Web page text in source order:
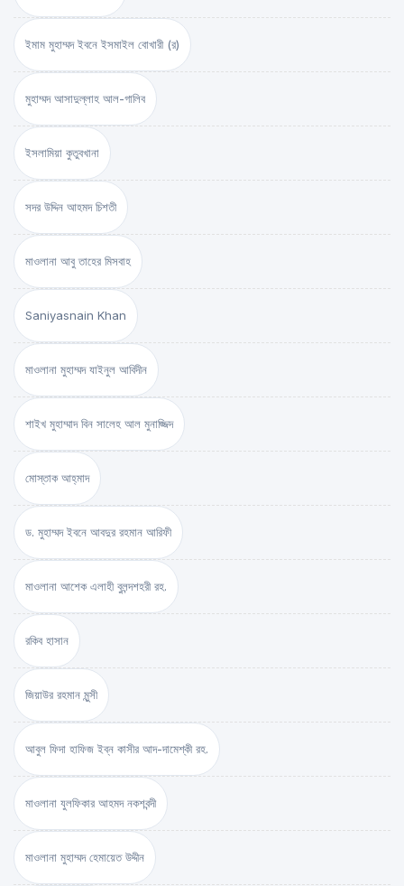
ইমাম মুহাম্মদ ইবনে ইসমাইল বোখারী (র)
মুহাম্মদ আসাদুল্লাহ আল-গালিব
ইসলামিয়া কুতুবখানা
সদর উদ্দিন আহমদ চিশতী
মাওলানা আবু তাহের মিসবাহ
Saniyasnain Khan
মাওলানা মুহাম্মদ যাইনুল আবিদীন
শাইখ মুহাম্মাদ বিন সালেহ আল মুনাজ্জিদ
মোস্তাক আহ্‌মাদ
ড. মুহাম্মদ ইবনে আবদুর রহমান আরিফী
মাওলানা আশেক এলাহী বুলন্দশহরী রহ.
রকিব হাসান
জিয়াউর রহমান মুন্সী
আবুল ফিদা হাফিজ ইব্‌ন কাসীর আদ-দামেশ্‌কী রহ.
মাওলানা যুলফিকার আহমদ নকশবন্দী
মাওলানা মুহাম্মদ হেমায়েত উদ্দীন